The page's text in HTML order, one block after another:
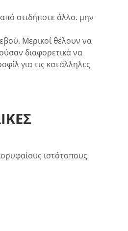
από οτιδήποτε άλλο. μην
Μερικοί θέλουν να
διαφορετικά να
για τις κατάλληλες
ιστότοπους